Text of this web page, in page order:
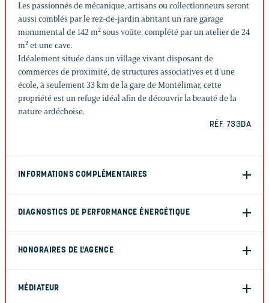
Les passionnés de mécanique, artisans ou collectionneurs seront
aussi comblés par le rez-de-jardin abritant un rare garage
monumental de 142 m² sous voûte, complété par un atelier de 24
m² et une cave.
Idéalement située dans un village vivant disposant de
commerces de proximité, de structures associatives et d’une
école, à seulement 33 km de la gare de Montélimar, cette
propriété est un refuge idéal afin de découvrir la beauté de la
nature ardéchoise.
RÉF. 733DA
INFORMATIONS COMPLÉMENTAIRES
DIAGNOSTICS DE PERFORMANCE ÉNERGÉTIQUE
HONORAIRES DE L'AGENCE
MÉDIATEUR